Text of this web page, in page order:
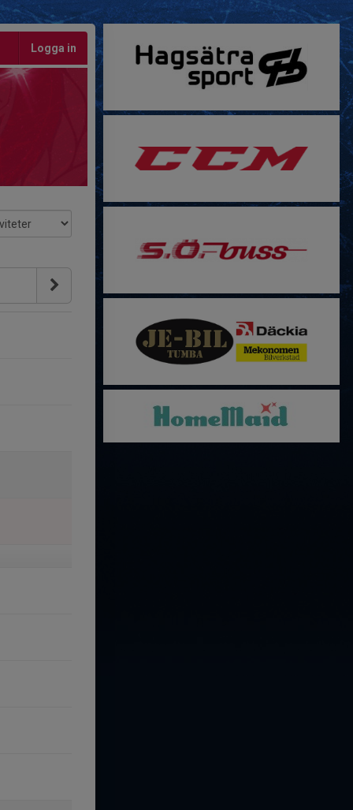
Logga in